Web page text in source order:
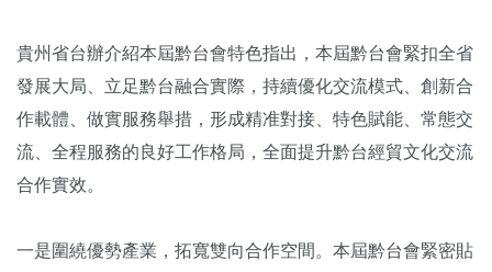
貴州省台辦介紹本屆黔台會特色指出，本屆黔台會緊扣全省
發展大局、立足黔台融合實際，持續優化交流模式、創新合
作載體、做實服務舉措，形成精准對接、特色賦能、常態交
流、全程服務的良好工作格局，全面提升黔台經貿文化交流
合作實效。
一是圍繞優勢產業，拓寬雙向合作空間。本屆黔台會緊密貼